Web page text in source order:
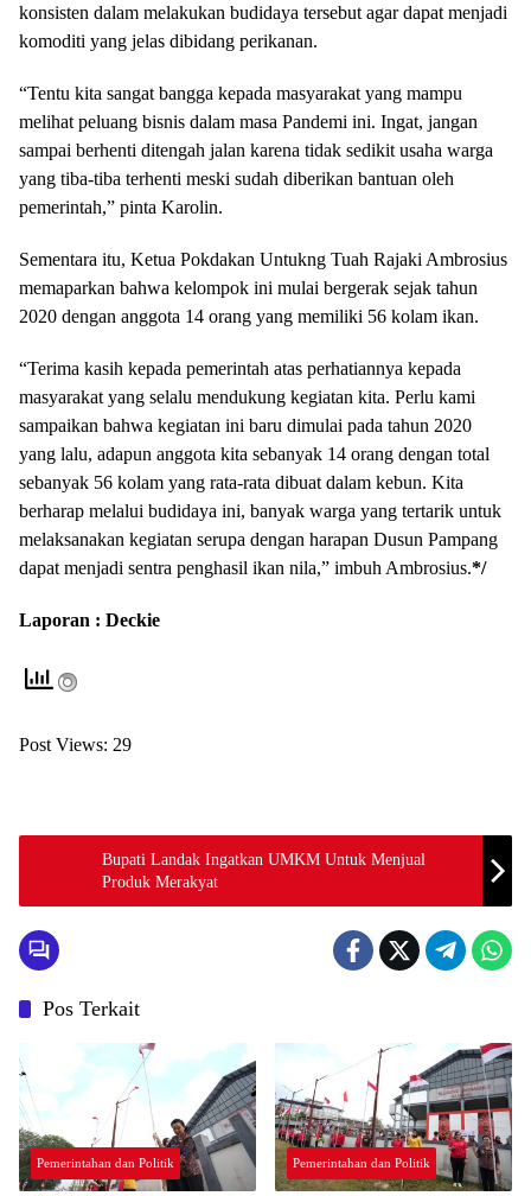
konsisten dalam melakukan budidaya tersebut agar dapat menjadi
komoditi yang jelas dibidang perikanan.
“Tentu kita sangat bangga kepada masyarakat yang mampu
melihat peluang bisnis dalam masa Pandemi ini. Ingat, jangan
sampai berhenti ditengah jalan karena tidak sedikit usaha warga
yang tiba-tiba terhenti meski sudah diberikan bantuan oleh
pemerintah,” pinta Karolin.
Sementara itu, Ketua Pokdakan Untukng Tuah Rajaki Ambrosius
memaparkan bahwa kelompok ini mulai bergerak sejak tahun
2020 dengan anggota 14 orang yang memiliki 56 kolam ikan.
“Terima kasih kepada pemerintah atas perhatiannya kepada
masyarakat yang selalu mendukung kegiatan kita. Perlu kami
sampaikan bahwa kegiatan ini baru dimulai pada tahun 2020
yang lalu, adapun anggota kita sebanyak 14 orang dengan total
sebanyak 56 kolam yang rata-rata dibuat dalam kebun. Kita
berharap melalui budidaya ini, banyak warga yang tertarik untuk
melaksanakan kegiatan serupa dengan harapan Dusun Pampang
dapat menjadi sentra penghasil ikan nila,” imbuh Ambrosius.*/
Laporan : Deckie
Post Views: 29
Bupati Landak Ingatkan UMKM Untuk Menjual
Produk Merakyat
Pos Terkait
Pemerintahan dan Politik Pemerintahan dan Politik